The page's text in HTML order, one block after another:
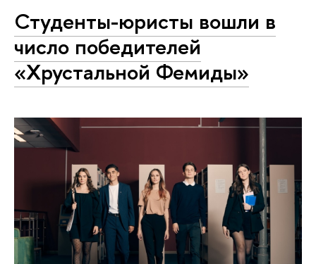
Студенты-юристы вошли в
число победителей
«Хрустальной Фемиды»